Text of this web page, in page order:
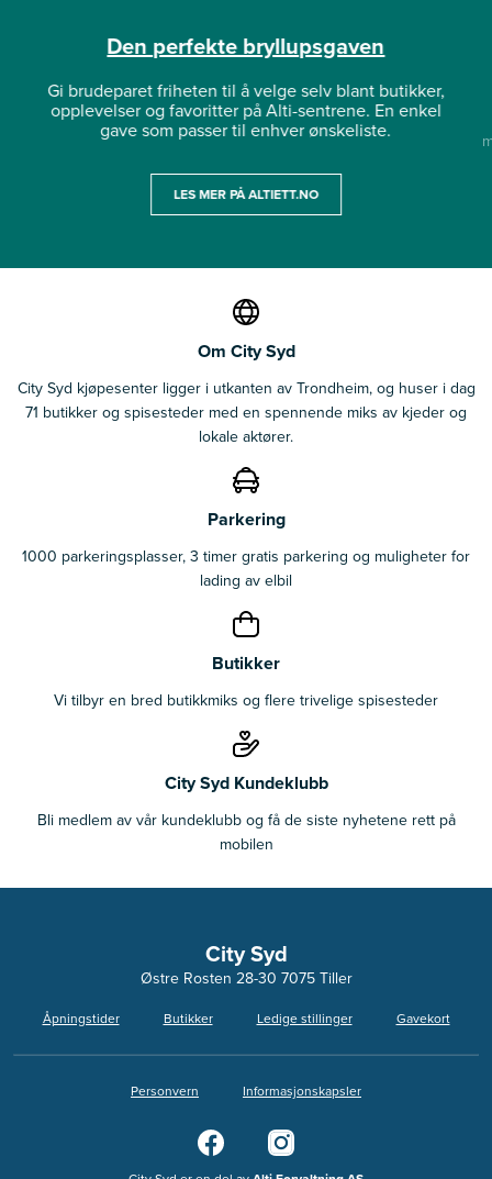
Den perfekte bryllupsgaven
Gi brudeparet friheten til å velge selv blant butikker,
opplevelser og favoritter på Alti-sentrene. En enkel
gave som passer til enhver ønskeliste.
LES MER PÅ ALTIETT.NO
Om City Syd
City Syd kjøpesenter ligger i utkanten av Trondheim, og huser i dag
71 butikker og spisesteder med en spennende miks av kjeder og
lokale aktører.
Parkering
1000 parkeringsplasser, 3 timer gratis parkering og muligheter for
lading av elbil
Butikker
Vi tilbyr en bred butikkmiks og flere trivelige spisesteder
City Syd Kundeklubb
Bli medlem av vår kundeklubb og få de siste nyhetene rett på
mobilen
City Syd
Østre Rosten 28-30 7075 Tiller
Åpningstider Butikker Ledige stillinger Gavekort
Personvern Informasjonskapsler